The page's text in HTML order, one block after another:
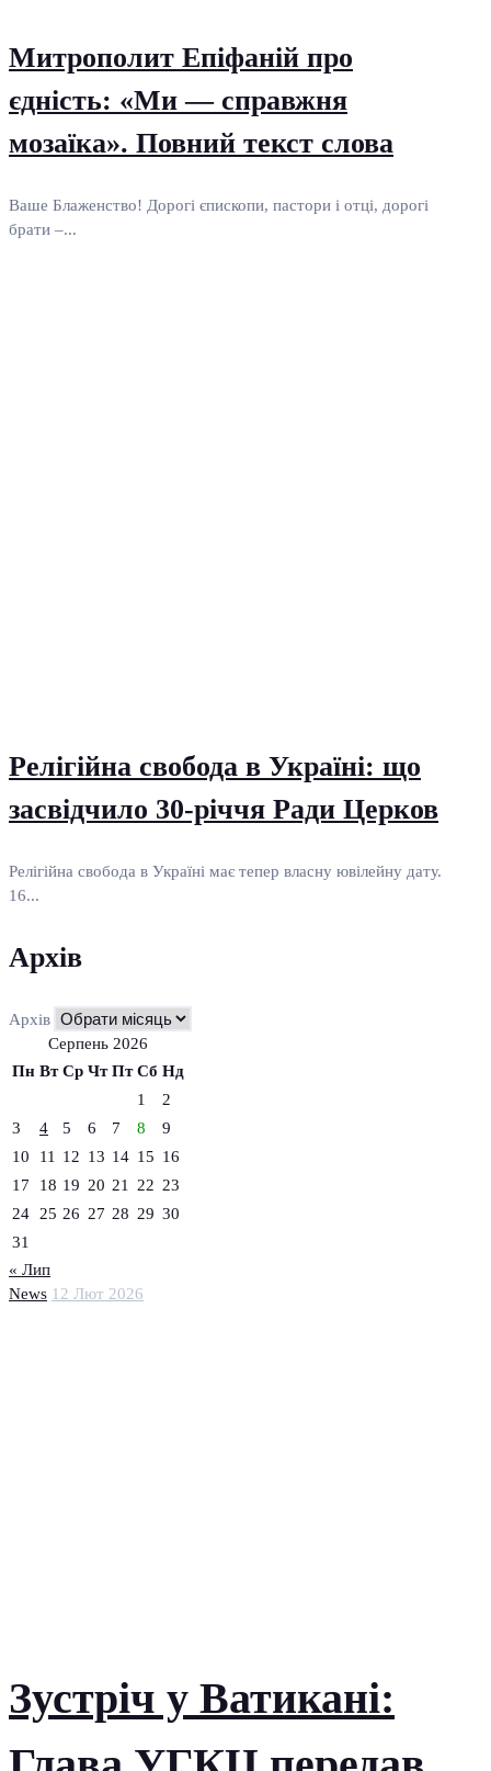
News 12 Лют 2026
Зустріч у Ватикані:
Митрополит Епіфаній про
єдність: «Ми — справжня
мозаїка». Повний текст слова
Ваше Блаженство! Дорогі єпископи, пастори і отці, дорогі
брати –...
Релігійна свобода в Україні: що
засвідчило 30-річчя Ради Церков
Релігійна свобода в Україні має тепер власну ювілейну дату.
16...
Архів
Архів
Серпень 2026
Пн Вт Ср Чт Пт Сб Нд
1
2
3
4 5 6 7 8
9
10
11 12 13 14 15 16
17
18 19 20 21 22 23
24
25 26 27 28 29 30
31
« Лип